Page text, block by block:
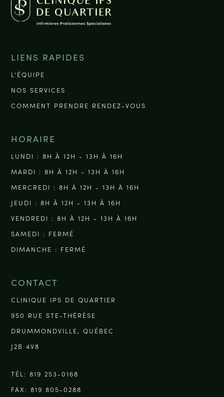
LIENS RAPIDES
L'ÉQUIPE
NOS SERVICES
COMMENT PRENDRE RENDEZ-VOUS
HORAIRE
LUNDI : 8H À 12H - 13H À 16H
MARDI : 8H À 12H - 13H À 16H
MERCREDI : 8H À 12H - 13H À 16H
JEUDI : 8H À 12H - 13H À 16H
VENDREDI : 8H À 12H - 13H À 16H
SAMEDI : FERMÉ
DIMANCHE : FERMÉ
CONTACT
CLINIQUE IPS DE QUARTIER
950 RUE STE-THÉRÈSE
DRUMMONDVILLE, QUÉBEC
J2B 4V8
TÉL: 819 253-0168
FAX: 819 805-0288